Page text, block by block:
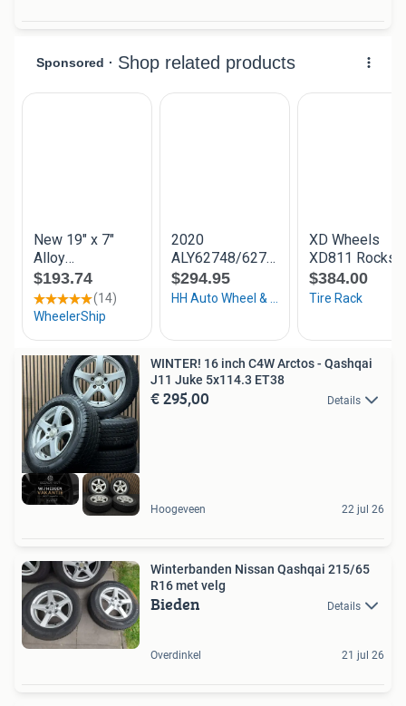
WINTER! 16 inch C4W Arctos - Qashqai
J11 Juke 5x114.3 ET38
€ 295,00 Details
Hoogeveen 22 jul 26
Winterbanden Nissan Qashqai 215/65
R16 met velg
Bieden Details
Overdinkel 21 jul 26